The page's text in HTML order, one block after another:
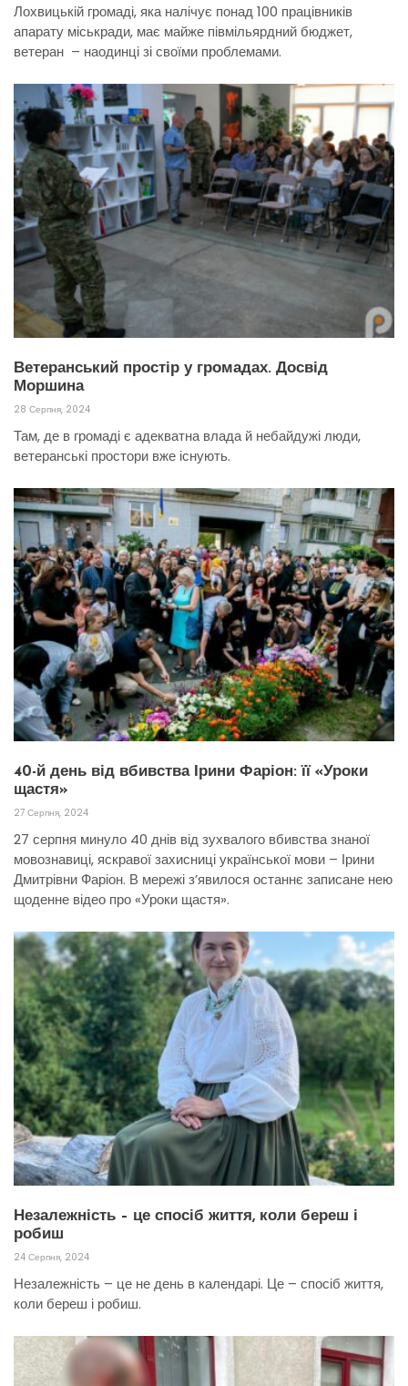
Лохвицькій громаді, яка налічує понад 100 працівників
апарату міськради, має майже півмільярдний бюджет,
ветеран – наодинці зі своїми проблемами.
Ветеранський простір у громадах. Досвід
Моршина
28 Серпня, 2024
Там, де в громаді є адекватна влада й небайдужі люди,
ветеранські простори вже існують.
40-й день від вбивства Ірини Фаріон: її «Уроки
щастя»
27 Серпня, 2024
27 серпня минуло 40 днів від зухвалого вбивства знаної
мовознавиці, яскравої захисниці української мови – Ірини
Дмитрівни Фаріон. В мережі з’явилося останнє записане нею
щоденне відео про «Уроки щастя».
Незалежність – це спосіб життя, коли береш і
робиш
24 Серпня, 2024
Незалежність – це не день в календарі. Це – спосіб життя,
коли береш і робиш.